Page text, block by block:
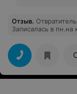
Отзыв.
Записалась в
мастер уехал и не
выделяешь день, а тут такое отношение.Даже не
извинились.